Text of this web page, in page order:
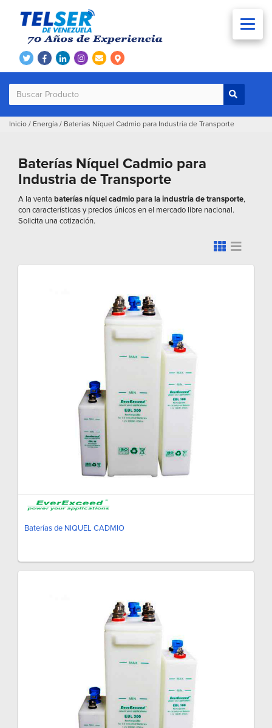
Inicio / Energía / Baterías Níquel Cadmio para Industria de Transporte
Baterías Níquel Cadmio para
Industria de Transporte
A la venta baterías níquel cadmio para la industria de transporte,
con características y precios únicos en el mercado libre nacional.
Solicita una cotización.
Baterías de NIQUEL CADMIO